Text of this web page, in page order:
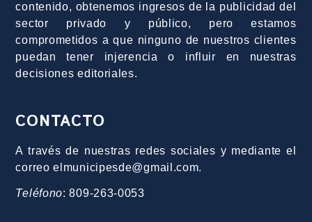
contenido, obtenemos ingresos de la publicidad del
sector privado y público, pero estamos
comprometidos a que ninguno de nuestros clientes
puedan tener injerencia o influir en nuestras
decisiones editoriales.
CONTACTO
A través de nuestras redes sociales y mediante el
correo elmunicipesde@gmail.com.
Teléfono: 809-263-0053